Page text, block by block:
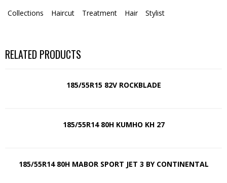
Collections Haircut Treatment Hair Stylist
RELATED PRODUCTS
185/55R15 82V ROCKBLADE
185/55R14 80H KUMHO KH 27
185/55R14 80H MABOR SPORT JET 3 BY CONTINENTAL